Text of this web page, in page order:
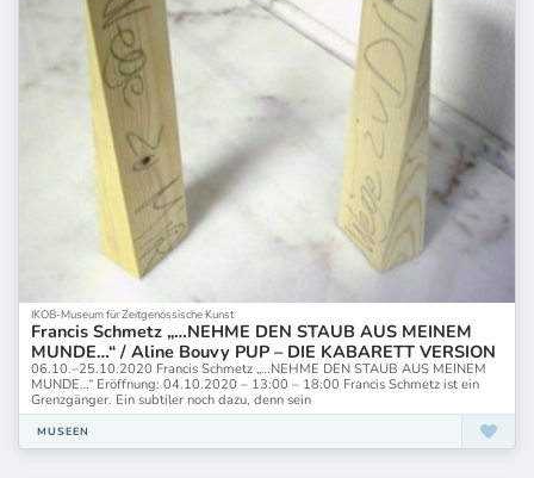
Museum Franz Gertsch
Museum Frieder Burda
Museum Frieder Burda Baden-Baden
Museum Georg Schäfer
Museum Giersch
Museum Giersch der Goethe-Universität Frankfurt
Museum Gunzenhauser
Museum Hamm
Museum Hause Opherdicke
Museum Kunst der Westküste
Museum Kunst der Westküste Alkersum
Museum Kurhaus Kleve
Museum LA8
Museum Liaunig
Museum Lothar Fischer
Museum Ludwig
Museum Ludwig Köln
Museum MKK Frankfurt am Main
IKOB-Museum für Zeitgenössische Kunst
Francis Schmetz „…NEHME DEN STAUB AUS MEINEM
MUNDE…“ / Aline Bouvy PUP – DIE KABARETT VERSION
06.10.–25.10.2020 Francis Schmetz „…NEHME DEN STAUB AUS MEINEM
MUNDE…“ Eröffnung: 04.10.2020 – 13:00 – 18:00 Francis Schmetz ist ein
Grenzgänger. Ein subtiler noch dazu, denn sein
MUSEEN